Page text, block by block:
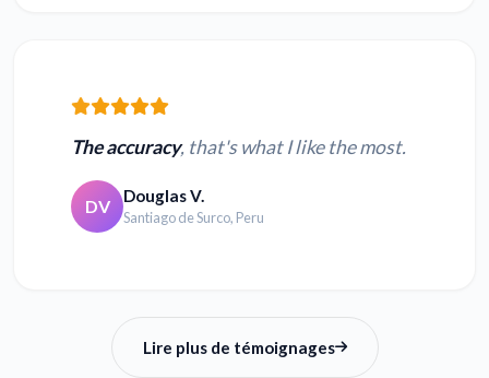
The accuracy, that's what I like the most.
DV Douglas V.
Santiago de Surco, Peru
Lire plus de témoignages